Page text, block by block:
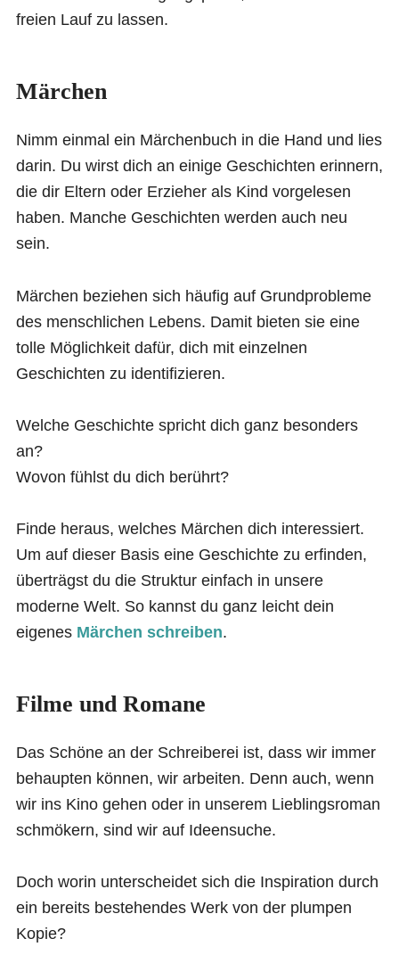
freien Lauf zu lassen.
Märchen
Nimm einmal ein Märchenbuch in die Hand und lies
darin. Du wirst dich an einige Geschichten erinnern,
die dir Eltern oder Erzieher als Kind vorgelesen
haben. Manche Geschichten werden auch neu
sein.
Märchen beziehen sich häufig auf Grundprobleme
des menschlichen Lebens. Damit bieten sie eine
tolle Möglichkeit dafür, dich mit einzelnen
Geschichten zu identifizieren.
Welche Geschichte spricht dich ganz besonders
an?
Wovon fühlst du dich berührt?
Finde heraus, welches Märchen dich interessiert.
Um auf dieser Basis eine Geschichte zu erfinden,
überträgst du die Struktur einfach in unsere
moderne Welt. So kannst du ganz leicht dein
eigenes Märchen schreiben.
Filme und Romane
Das Schöne an der Schreiberei ist, dass wir immer
behaupten können, wir arbeiten. Denn auch, wenn
wir ins Kino gehen oder in unserem Lieblingsroman
schmökern, sind wir auf Ideensuche.
Doch worin unterscheidet sich die Inspiration durch
ein bereits bestehendes Werk von der plumpen
Kopie?